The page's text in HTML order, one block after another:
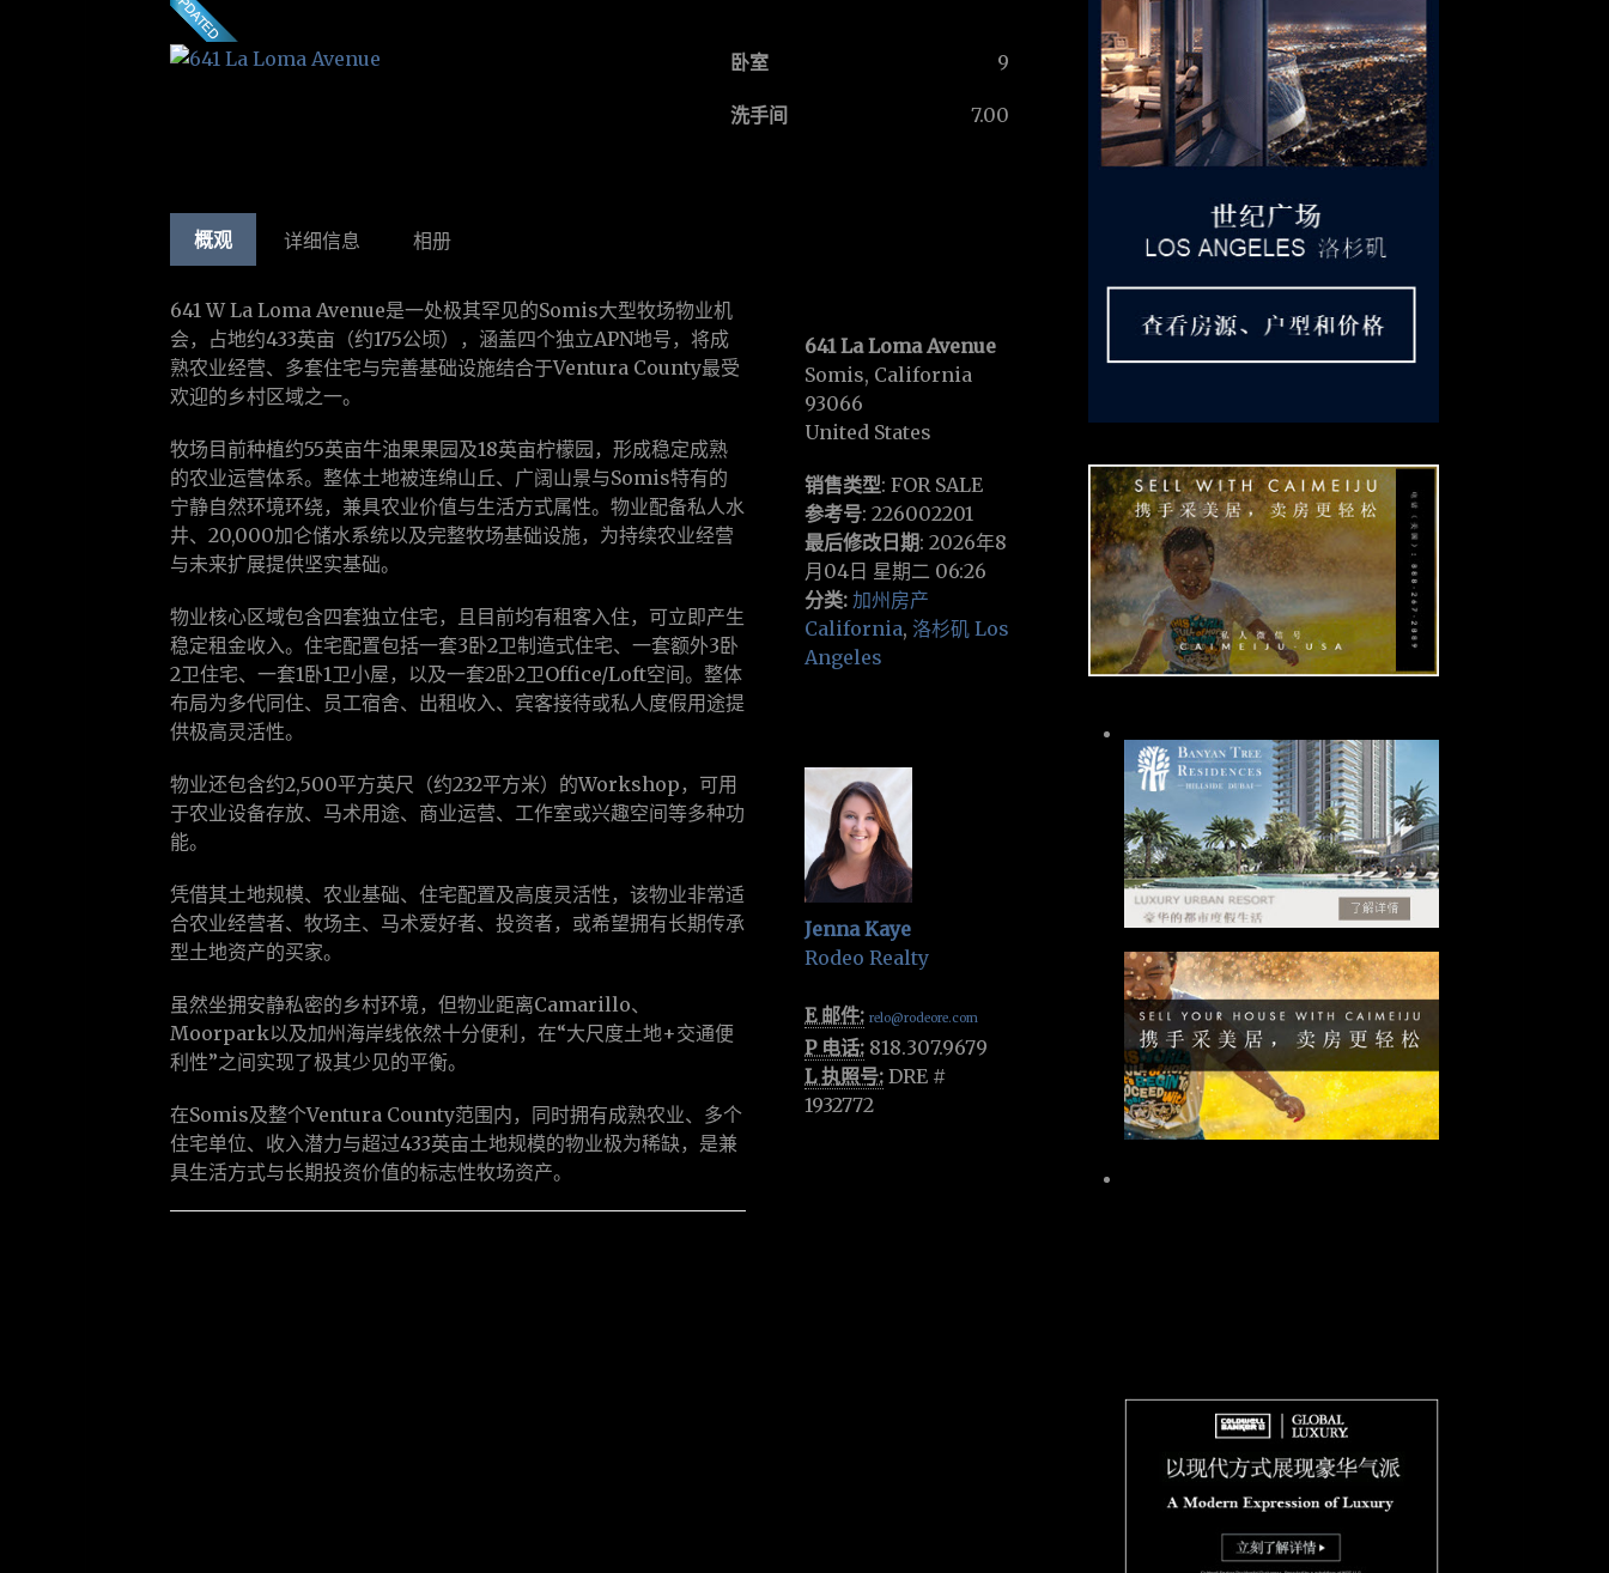
卧室 9
洗手间 7.00
概观 详细信息 相册
641 W La Loma Avenue是一处极其罕见的Somis大型牧场物业机
会，占地约433英亩（约175公顷），涵盖四个独立APN地号，将成
熟农业经营、多套住宅与完善基础设施结合于Ventura County最受
欢迎的乡村区域之一。
牧场目前种植约55英亩牛油果果园及18英亩柠檬园，形成稳定成熟
的农业运营体系。整体土地被连绵山丘、广阔山景与Somis特有的
宁静自然环境环绕，兼具农业价值与生活方式属性。物业配备私人水
井、20,000加仑储水系统以及完整牧场基础设施，为持续农业经营
与未来扩展提供坚实基础。
物业核心区域包含四套独立住宅，且目前均有租客入住，可立即产生
稳定租金收入。住宅配置包括一套3卧2卫制造式住宅、一套额外3卧
2卫住宅、一套1卧1卫小屋，以及一套2卧2卫Office/Loft空间。整体
布局为多代同住、员工宿舍、出租收入、宾客接待或私人度假用途提
供极高灵活性。
物业还包含约2,500平方英尺（约232平方米）的Workshop，可用
于农业设备存放、马术用途、商业运营、工作室或兴趣空间等多种功
能。
凭借其土地规模、农业基础、住宅配置及高度灵活性，该物业非常适
合农业经营者、牧场主、马术爱好者、投资者，或希望拥有长期传承
型土地资产的买家。
虽然坐拥安静私密的乡村环境，但物业距离Camarillo、
Moorpark以及加州海岸线依然十分便利，在“大尺度土地+交通便
利性”之间实现了极其少见的平衡。
在Somis及整个Ventura County范围内，同时拥有成熟农业、多个
住宅单位、收入潜力与超过433英亩土地规模的物业极为稀缺，是兼
具生活方式与长期投资价值的标志性牧场资产。
641 La Loma Avenue
Somis, California
93066
United States
销售类型: FOR SALE
参考号: 226002201
最后修改日期: 2026年8
月04日 星期二 06:26
分类: 加州房产
California, 洛杉矶 Los
Angeles
Jenna Kaye
Rodeo Realty
E 邮件: relo@rodeore.com
P 电话: 818.307.9679
L 执照号: DRE #
1932772